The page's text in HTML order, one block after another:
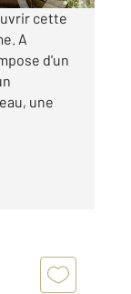
cette
A
d'un
une